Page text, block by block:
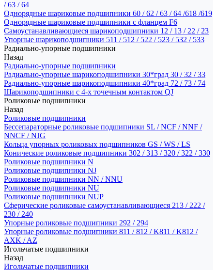
/ 63 / 64
Однорядные шариковые подшипники 60 / 62 / 63 / 64 /618 /619
Однорядные шариковые подшипники с фланцем F6
Самоустанавливающиеся шарикоподшипники 12 / 13 / 22 / 23
Упорные шарикоподшипники 511 / 512 / 522 / 523 / 532 / 533
Радиально-упорные подшипники
Назад
Радиально-упорные подшипники
Радиально-упорные шарикоподшипники 30*град 30 / 32 / 33
Радиально-упорные шарикоподшипники 40*град 72 / 73 / 74
Шарикоподшипники с 4-х точечным контактом QJ
Роликовые подшипники
Назад
Роликовые подшипники
Бессепараторные роликовые подшипники SL / NCF / NNF /
NNCF / NJG
Кольца упорных роликовых подшипников GS / WS / LS
Конические роликовые подшипники 302 / 313 / 320 / 322 / 330
Роликовые подшипники N
Роликовые подшипники NJ
Роликовые подшипники NN / NNU
Роликовые подшипники NU
Роликовые подшипники NUP
Сферические роликовые самоустанавливающиеся 213 / 222 /
230 / 240
Упорные роликовые подшипники 292 / 294
Упорные роликовые подшипники 811 / 812 / K811 / K812 /
AXK / AZ
Игольчатые подшипники
Назад
Игольчатые подшипники